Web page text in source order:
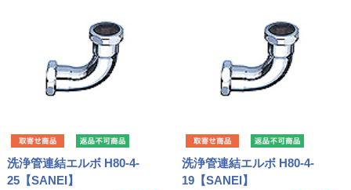
洗浄管連結エルボ H80-4-
25【SANEI】
洗浄管連結エルボ H80-4-
19【SANEI】